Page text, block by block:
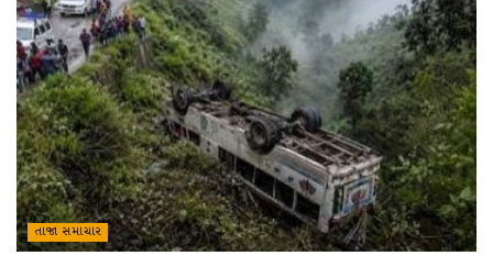
તાજા સમાચાર